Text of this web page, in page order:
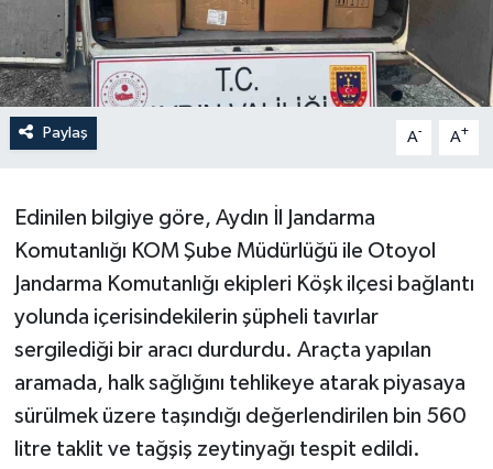
Paylaş A- A+
Edinilen bilgiye göre, Aydın İl Jandarma
Komutanlığı KOM Şube Müdürlüğü ile Otoyol
Jandarma Komutanlığı ekipleri Köşk ilçesi bağlantı
yolunda içerisindekilerin şüpheli tavırlar
sergilediği bir aracı durdurdu. Araçta yapılan
aramada, halk sağlığını tehlikeye atarak piyasaya
sürülmek üzere taşındığı değerlendirilen bin 560
litre taklit ve tağşiş zeytinyağı tespit edildi.